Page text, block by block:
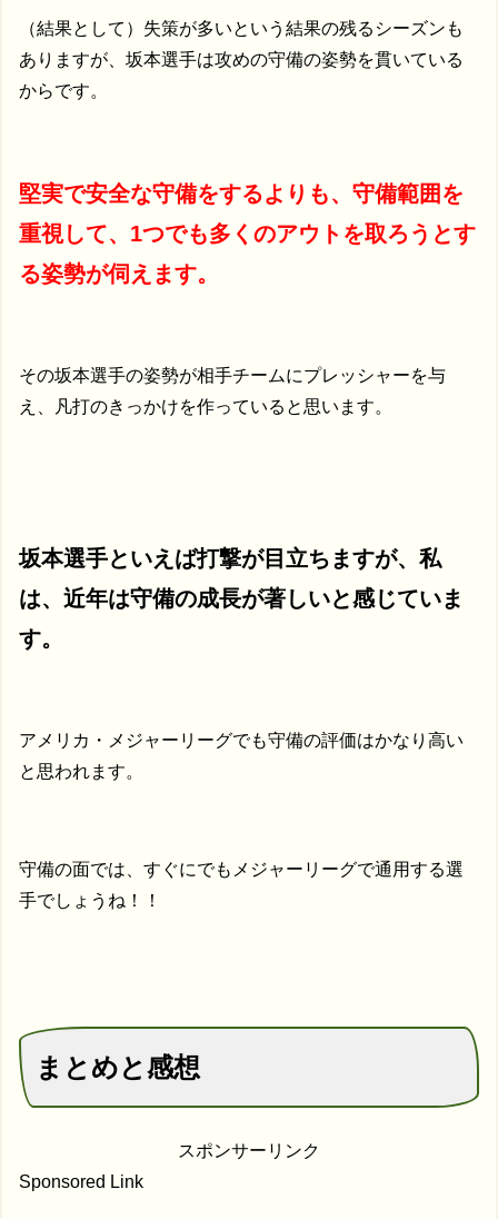
（結果として）失策が多いという結果の残るシーズンも
ありますが、坂本選手は攻めの守備の姿勢を貫いている
からです。
堅実で安全な守備をするよりも、守備範囲を
重視して、1つでも多くのアウトを取ろうとす
る姿勢が伺えます。
その坂本選手の姿勢が相手チームにプレッシャーを与
え、凡打のきっかけを作っていると思います。
坂本選手といえば打撃が目立ちますが、私
は、近年は守備の成長が著しいと感じていま
す。
アメリカ・メジャーリーグでも守備の評価はかなり高い
と思われます。
守備の面では、すぐにでもメジャーリーグで通用する選
手でしょうね！！
まとめと感想
スポンサーリンク
Sponsored Link